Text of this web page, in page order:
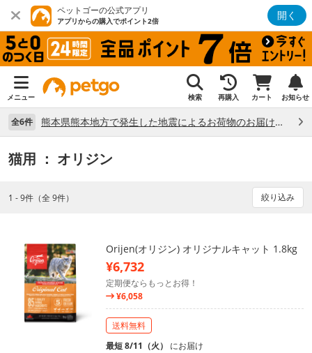
ペットゴーの公式アプリ
アプリからの購入でポイント2倍 開く
メニュー 検索 再購入 カート お知らせ
全6件 熊本県熊本地方で発生した地震によるお荷物のお届け状況について （7/28）
猫用 ： オリジン
1 - 9件（全 9件） 絞り込み
Orijen(オリジン) オリジナルキャット 1.8kg
¥6,732
定期便ならもっとお得！
¥6,058
送料無料
最短 8/11（火） にお届け